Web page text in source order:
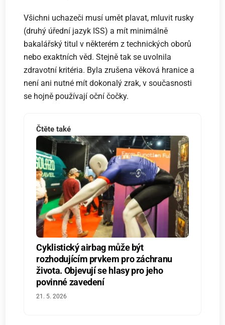
Všichni uchazeči musí umět plavat, mluvit rusky
(druhý úřední jazyk ISS) a mít minimálně
bakalářský titul v některém z technických oborů
nebo exaktních věd. Stejně tak se uvolnila
zdravotní kritéria. Byla zrušena věková hranice a
není ani nutné mít dokonalý zrak, v současnosti
se hojně používají oční čočky.
Čtěte také
Cyklistický airbag může být
rozhodujícím prvkem pro záchranu
života. Objevují se hlasy pro jeho
povinné zavedení
21. 5. 2026